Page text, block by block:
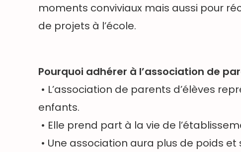
moments conviviaux mais aussi pour
de projets à l’école.
Pourquoi adhérer à l’association de
• L’association de parents d’élèves
enfants.
• Elle prend part à la vie de
• Une association aura plus de poids